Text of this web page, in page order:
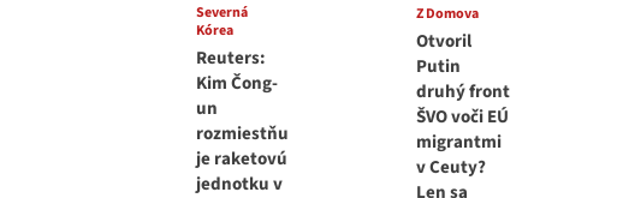
Severná
Kórea
Reuters:
Kim Čong-
un
rozmiestňu
je raketovú
jednotku v
Z Domova
Otvoril
Putin
druhý front
ŠVO voči EÚ
migrantmi
v Ceuty?
Len sa